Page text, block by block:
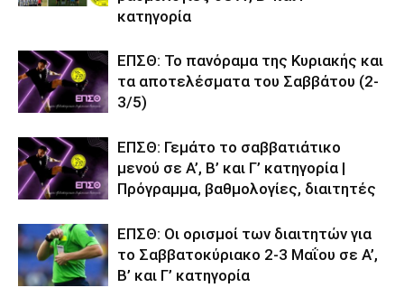
κατηγορία
ΕΠΣΘ: Το πανόραμα της Κυριακής και
τα αποτελέσματα του Σαββάτου (2-
3/5)
ΕΠΣΘ: Γεμάτο το σαββατιάτικο
μενού σε Α’, Β’ και Γ’ κατηγορία |
Πρόγραμμα, βαθμολογίες, διαιτητές
ΕΠΣΘ: Οι ορισμοί των διαιτητών για
το Σαββατοκύριακο 2-3 Μαΐου σε Α’,
Β’ και Γ’ κατηγορία